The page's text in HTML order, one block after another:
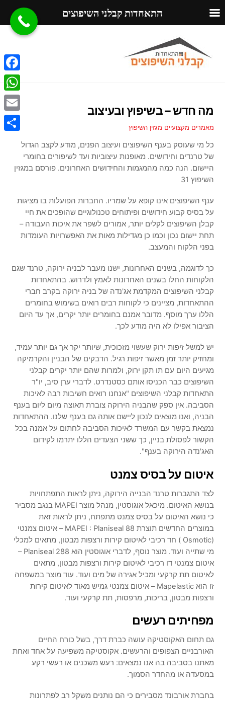
content
מה חדש – בשיפוץ ובעיצוב
מאמרים מקצועיים מגזין השיפוץ
כל מי שעוסק בענף השיפוצים ועיצוב הפנים, מודע לקצב הגדול
של טרנדים וחידושים. מאופנות עיצוביות ועד לשיפורים בחומרי
היישום. הנה כמה מהמגמות והחידושים האחרונים. פורסם במגזין
השיפוץ 31
ענף השיפוצים אינו קופא על שמריו. החברות הפועלות בו מציגות
על בסיס קבוע חידושים ופיתוחים טכנולוגיים שהופכים את חיי
קבלן השיפוצים לקלים יותר, אמורים לשפר את איכות העבודה –
תחת יישום נכון וכמו כן מגדילות מאות את האפשרויות העומדות
בפני הלקוח והמעצב.
כך לדוגמה, בשנים האחרונות, ישנו מעבר לבניה ירוקה, טרנד שגם
הלקוחות החלו בשנים האחרונות לאמץ ולדרוש. בהתאחדות
קבלני השיפוצים המקדמת אג'נדה של בניה ירוקה בקרב חברי
ההתאחדות, מציינים כי לקוחות רבים רואים בשימוש בחומרים
הללו ערך מוסף. מדובר אמנם בחומרים יותר יקרים, אך עד היום
הציבור אפילו לא היה מודע לכך.
יש למשל זיפות ירוק שעשוי מזכוכית, שיותר יקר אך גם יותר עמיד,
ומחזיק יותר זמן מאשר זיפות רגיל. הדבקים של הבניין והקרמיקה
מגיעים היום עם תו תקן ירוק, ולמרות שהם יותר יקרים קבלני
השיפוצים כבר הכניסו אותם כסטנדרט. לדברי ערן סיב, יו"ר
התאחדות קבלני השיפוצים "אנחנו רואים חשיבות רבה לאיכות
הסביבה. אין ספק שהבניה הירוקה צוברת תאוצה מיום ליום בענף
הבניה, ואנו מוצאים לנכון ליישם אותה גם בענף שלנו. ההתאחדות
נמצאת בקשר עם המשרד לאיכות הסביבה לחתום על אמנה בכל
הקשור לפסולת בניין, כך ששני הצעדים הללו יתרמו לקידום
האג'נדה הירוקה בענף".
איטום על בסיס צמנט
לצד התגברות טרנד הבנייה הירוקה, ניתן לראות התפתחויות
בנושא האיטום. מיכאל אוגוסטין, מנהל מוצר MAPEI בנגב מסביר
כי נושא האיטום על בסיס צמנט מתפתח, ניתן לראות זאת
במוצרים החדשים תוצרת MAPEI : Planiseal 88 – איטום צמנטי
(Osmotic ) חד רכיבי לאיטום קירות ורצפות מבטון, מתאים למכלי
מי שתייה ועוד. מוצר נוסף, לדברי אוגוסטין הוא Planiseal 288 –
איטום צמנטי דו רכיבי לאיטום קירות ורצפות מבטון, מתאים
לאיטום תת קרקעי ומכיל אגירה של מים ועוד. עוד מוצר במשפחה
זו הוא Mapelastic – איטום צמנטי גמיש מאוד לאיטום קירות
ורצפות מבטון, בריכות, מרפסות, תת קרקעי ועוד.
מפחיתים רעשים
גם תחום האקוסטיקה עושה כברת דרך, בשל כורח החיים
האורבניים הצפופים והרעשים. אקוסטיקה משפיעה על אחד ואחת
מאתנו בסביבה בה אנו נמצאים: רעש משכנים או רעשי רקע
במסעדה או מהחדר הסמוך.
בחברת אורבונד מסבירים כי הם נותנים משקל רב לפתרונות
F
a
c
e
W
h
a
E
i
a
e
התאחדות קבלני השיפוצים